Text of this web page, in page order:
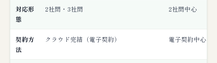
対応形
態
2社間・3社間 2社間中心
契約方
法
クラウド完結（電子契約） 電子契約中心